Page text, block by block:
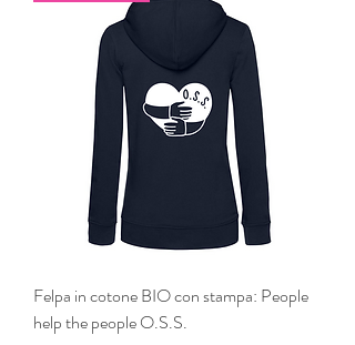
Felpa in cotone BIO con stampa: People
help the people O.S.S.